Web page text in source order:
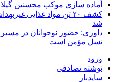
آماده سازی موکب محسنین
کشف ۳۰ تن مواد غذایی
شد
داوری: حضور نوجوانان در مسیر
نسل مؤمن است
ورود
نوشته تصادفی
سایدبار